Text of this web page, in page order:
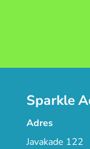
Sparkle
Adres
Javakade 122